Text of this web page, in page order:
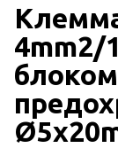
4mm2/